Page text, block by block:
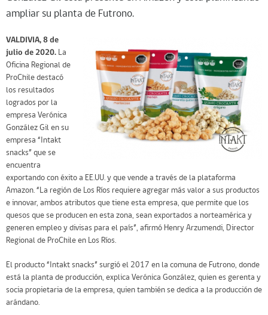
ampliar su planta de Futrono.
VALDIVIA, 8 de
julio de 2020. La
Oficina Regional de
ProChile destacó
los resultados
logrados por la
empresa Verónica
González Gil en su
empresa “Intakt
snacks” que se
encuentra
exportando con éxito a EE.UU. y que vende a través de la plataforma
Amazon. “La región de Los Ríos requiere agregar más valor a sus productos
e innovar, ambos atributos que tiene esta empresa, que permite que los
quesos que se producen en esta zona, sean exportados a norteamérica y
generen empleo y divisas para el país”, afirmó Henry Arzumendi, Director
Regional de ProChile en Los Ríos.
El producto “Intakt snacks” surgió el 2017 en la comuna de Futrono, donde
está la planta de producción, explica Verónica González, quien es gerenta y
socia propietaria de la empresa, quien también se dedica a la producción de
arándano.